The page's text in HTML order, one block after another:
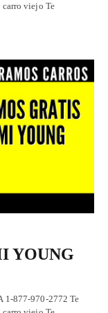
carro viejo Te
YOUNG
1-877-970-2772 Te